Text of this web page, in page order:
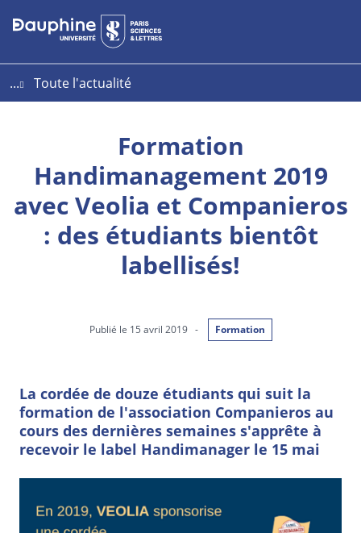
Aller
au
Aller
au
Plan
du
...
Toute l'actualité
Formation
Handimanagement 2019
avec Veolia et Companieros
: des étudiants bientôt
labellisés!
Publié le 15 avril 2019 - Formation
La cordée de douze étudiants qui suit la
formation de l'association Companieros au
cours des dernières semaines s'apprête à
recevoir le label Handimanager le 15 mai